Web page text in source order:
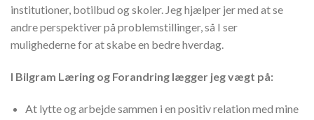
institutioner, botilbud og skoler. Jeg hjælper jer med at se
andre perspektiver på problemstillinger, så I ser
mulighederne for at skabe en bedre hverdag.
I Bilgram Læring og Forandring lægger jeg vægt på:
At lytte og arbejde sammen i en positiv relation med mine